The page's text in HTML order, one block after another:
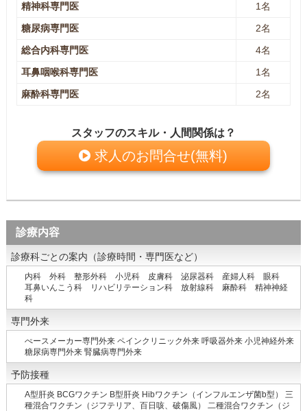
精神科専門医
1名
糖尿病専門医
2名
総合内科専門医
4名
耳鼻咽喉科専門医
1名
麻酔科専門医
2名
スタッフのスキル・人間関係は？
求人のお問合せ(無料)
診療内容
診療科ごとの案内（診療時間・専門医など）
内科 外科 整形外科 小児科 皮膚科 泌尿器科 産婦人科 眼科
耳鼻いんこう科 リハビリテーション科 放射線科 麻酔科 精神神経
科
専門外来
ぺースメーカー専門外来 ペインクリニック外来 呼吸器外来 小児神経外来
糖尿病専門外来 腎臓病専門外来
予防接種
A型肝炎 BCGワクチン B型肝炎 Hibワクチン（インフルエンザ菌b型） 三
種混合ワクチン（ジフテリア、百日咳、破傷風） 二種混合ワクチン（ジ